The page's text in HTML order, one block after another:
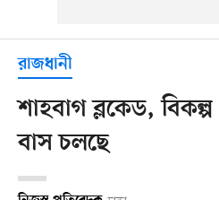
রাজধানী
শাহবাগ ব্লকেড,
বাস চলছে